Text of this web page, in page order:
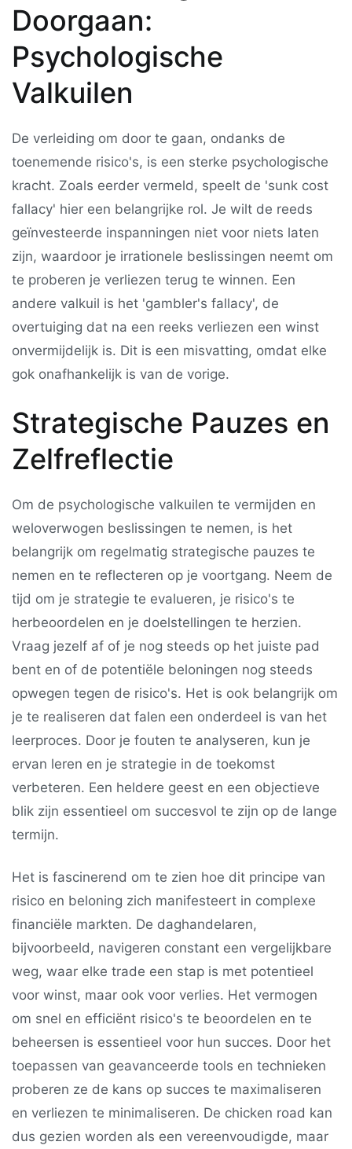
Doorgaan:
Psychologische
Valkuilen
De verleiding om door te gaan, ondanks de
toenemende risico's, is een sterke psychologische
kracht. Zoals eerder vermeld, speelt de 'sunk cost
fallacy' hier een belangrijke rol. Je wilt de reeds
geïnvesteerde inspanningen niet voor niets laten
zijn, waardoor je irrationele beslissingen neemt om
te proberen je verliezen terug te winnen. Een
andere valkuil is het 'gambler's fallacy', de
overtuiging dat na een reeks verliezen een winst
onvermijdelijk is. Dit is een misvatting, omdat elke
gok onafhankelijk is van de vorige.
Strategische Pauzes en
Zelfreflectie
Om de psychologische valkuilen te vermijden en
weloverwogen beslissingen te nemen, is het
belangrijk om regelmatig strategische pauzes te
nemen en te reflecteren op je voortgang. Neem de
tijd om je strategie te evalueren, je risico's te
herbeoordelen en je doelstellingen te herzien.
Vraag jezelf af of je nog steeds op het juiste pad
bent en of de potentiële beloningen nog steeds
opwegen tegen de risico's. Het is ook belangrijk om
je te realiseren dat falen een onderdeel is van het
leerproces. Door je fouten te analyseren, kun je
ervan leren en je strategie in de toekomst
verbeteren. Een heldere geest en een objectieve
blik zijn essentieel om succesvol te zijn op de lange
termijn.
Het is fascinerend om te zien hoe dit principe van
risico en beloning zich manifesteert in complexe
financiële markten. De daghandelaren,
bijvoorbeeld, navigeren constant een vergelijkbare
weg, waar elke trade een stap is met potentieel
voor winst, maar ook voor verlies. Het vermogen
om snel en efficiënt risico's te beoordelen en te
beheersen is essentieel voor hun succes. Door het
toepassen van geavanceerde tools en technieken
proberen ze de kans op succes te maximaliseren
en verliezen te minimaliseren. De chicken road kan
dus gezien worden als een vereenvoudigde, maar